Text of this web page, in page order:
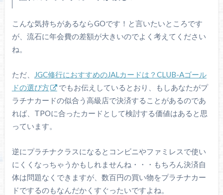
こんな気持ちがあるならGOです！と言いたいところです
が、流石に年会費の差額が大きいのでよく考えてください
ね。
ただ、
JGC修行におすすめのJALカードは？CLUB-Aゴール
ドの選び方
でもお伝えしているとおり、もしあなたがプ
ラチナカードの似合う高級店で決済することがあるのであ
れば、TPOに合ったカードとして検討する価値はあると思
っています。
逆にプラチナクラスになるとコンビニやファミレスで使い
にくくなっちゃうかもしれませんね・・・もちろん決済自
体は問題なくできますが、数百円の買い物をプラチナカー
ドでするのもなんだかくすぐったいですよね。